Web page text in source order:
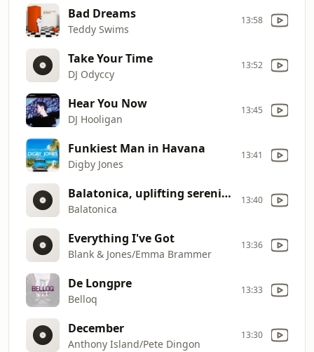
Bad Dreams
Teddy Swims
13:58
Take Your Time
DJ Odyccy
13:52
Hear You Now
DJ Hooligan
13:45
Funkiest Man in Havana
Digby Jones
13:41
Balatonica, uplifting serenity...
Balatonica
13:40
Everything I've Got
Blank & Jones/Emma Brammer
13:36
De Longpre
Belloq
13:33
December
Anthony Island/Pete Dingon
13:30